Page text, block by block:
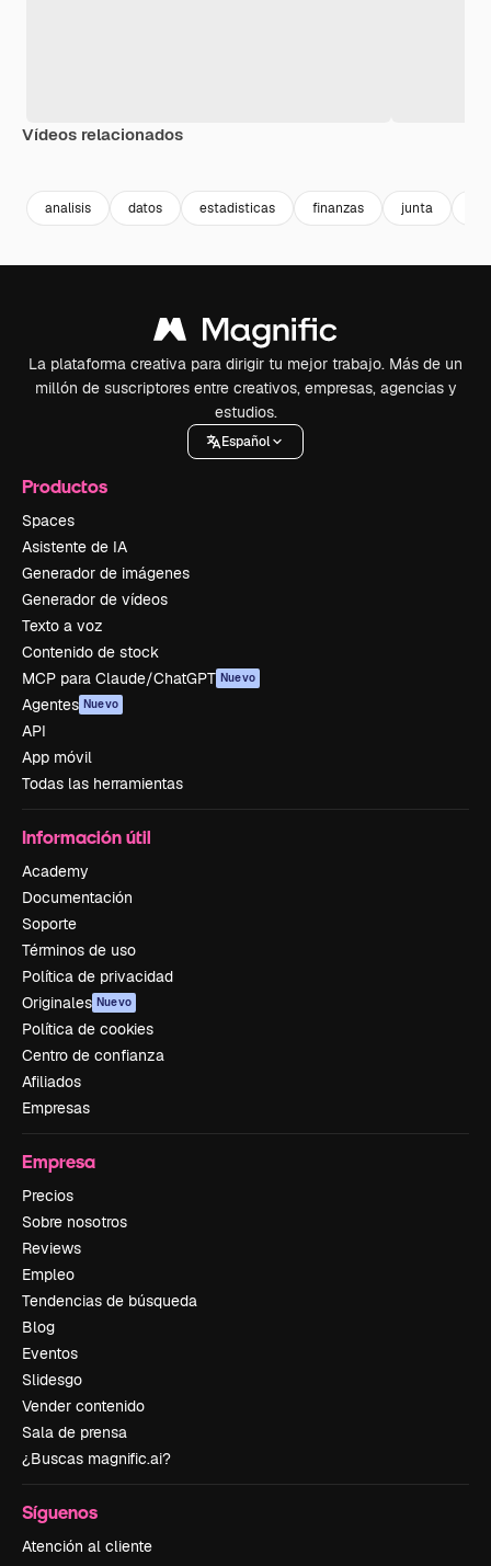
Vídeos relacionados
analisis datos estadisticas finanzas junta
La plataforma creativa para dirigir tu mejor trabajo. Más de un
millón de suscriptores entre creativos, empresas, agencias y
estudios.
Español
Productos
Spaces
Asistente de IA
Generador de imágenes
Generador de vídeos
Texto a voz
Contenido de stock
MCP para Claude/ChatGPT Nuevo
Agentes Nuevo
API
App móvil
Todas las herramientas
Información útil
Academy
Documentación
Soporte
Términos de uso
Política de privacidad
Originales Nuevo
Política de cookies
Centro de confianza
Afiliados
Empresas
Empresa
Precios
Sobre nosotros
Reviews
Empleo
Tendencias de búsqueda
Blog
Eventos
Slidesgo
Vender contenido
Sala de prensa
¿Buscas magnific.ai?
Síguenos
Atención al cliente